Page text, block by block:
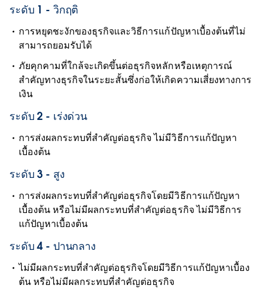
ระดับ 1 - วิกฤติ
การหยุดชะงักของธุรกิจและวิธีการแก้ปัญหาเบื้องต้นที่ไม่
สามารถยอมรับได้
ภัยคุกคามที่ใกล้จะเกิดขึ้นต่อธุรกิจหลักหรือเหตุการณ์
สำคัญทางธุรกิจในระยะสั้นซึ่งก่อให้เกิดความเสี่ยงทางการ
เงิน
ระดับ 2 - เร่งด่วน
การส่งผลกระทบที่สำคัญต่อธุรกิจ ไม่มีวิธีการแก้ปัญหา
เบื้องต้น
ระดับ 3 - สูง
การส่งผลกระทบที่สำคัญต่อธุรกิจโดยมีวิธีการแก้ปัญหา
เบื้องต้น หรือไม่มีผลกระทบที่สำคัญต่อธุรกิจ ไม่มีวิธีการ
แก้ปัญหาเบื้องต้น
ระดับ 4 - ปานกลาง
ไม่มีผลกระทบที่สำคัญต่อธุรกิจโดยมีวิธีการแก้ปัญหาเบื้อง
ต้น หรือไม่มีผลกระทบที่สำคัญต่อธุรกิจ